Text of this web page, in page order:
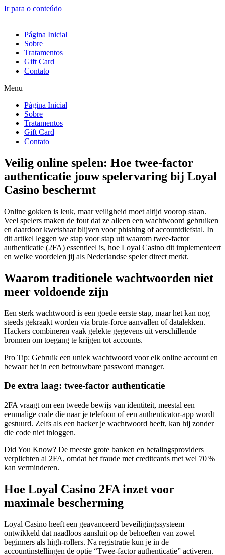
Ir para o conteúdo
Página Inicial
Sobre
Tratamentos
Gift Card
Contato
Menu
Página Inicial
Sobre
Tratamentos
Gift Card
Contato
Veilig online spelen: Hoe twee‑factor
authenticatie jouw spelervaring bij Loyal
Casino beschermt
Online gokken is leuk, maar veiligheid moet altijd voorop staan.
Veel spelers maken de fout dat ze alleen een wachtwoord gebruiken
en daardoor kwetsbaar blijven voor phishing of accountdiefstal. In
dit artikel leggen we stap voor stap uit waarom twee‑factor
authenticatie (2FA) essentieel is, hoe Loyal Casino dit implementeert
en welke voordelen jij als Nederlandse speler direct merkt.
Waarom traditionele wachtwoorden niet
meer voldoende zijn
Een sterk wachtwoord is een goede eerste stap, maar het kan nog
steeds gekraakt worden via brute‑force aanvallen of datalekken.
Hackers combineren vaak gelekte gegevens uit verschillende
bronnen om toegang te krijgen tot accounts.
Pro Tip: Gebruik een uniek wachtwoord voor elk online account en
bewaar het in een betrouwbare password manager.
De extra laag: twee‑factor authenticatie
2FA vraagt om een tweede bewijs van identiteit, meestal een
eenmalige code die naar je telefoon of een authenticator‑app wordt
gestuurd. Zelfs als een hacker je wachtwoord heeft, kan hij zonder
die code niet inloggen.
Did You Know? De meeste grote banken en betalingsproviders
verplichten al 2FA, omdat het fraude met creditcards met wel 70 %
kan verminderen.
Hoe Loyal Casino 2FA inzet voor
maximale bescherming
Loyal Casino heeft een geavanceerd beveiligingssysteem
ontwikkeld dat naadloos aansluit op de behoeften van zowel
beginners als high‑rollers. Na registratie kun je in de
accountinstellingen de optie “Twee‑factor authenticatie” activeren.